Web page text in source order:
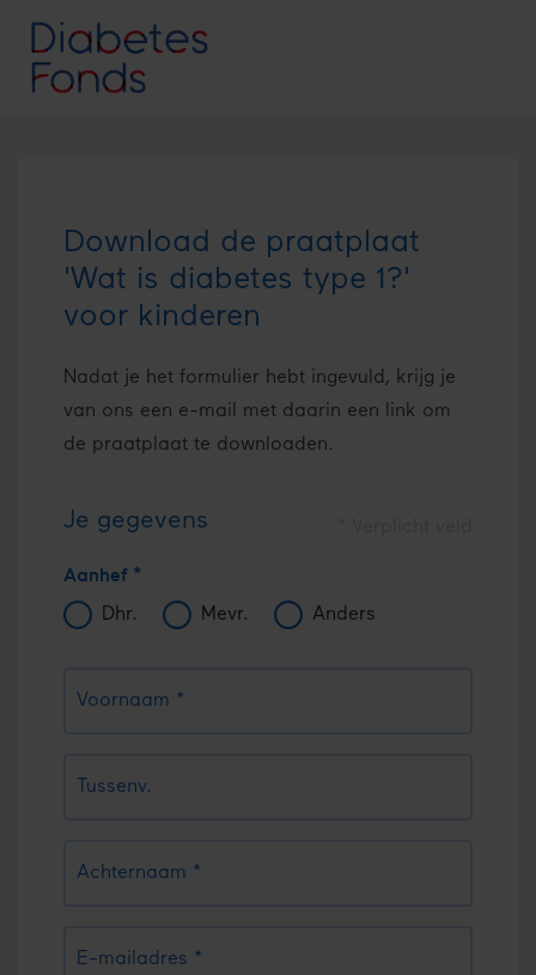
Download de praatplaat
'Wat is diabetes type 1?'
voor kinderen
Nadat je het formulier hebt ingevuld, krijg je
van ons een e-mail met daarin een link om
de praatplaat te downloaden.
Je gegevens
Aanhef
Dhr. Mevr. Anders
Voornaam
Tussenv.
Achternaam
E-mailadres